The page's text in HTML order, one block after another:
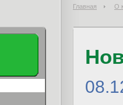
Главная О